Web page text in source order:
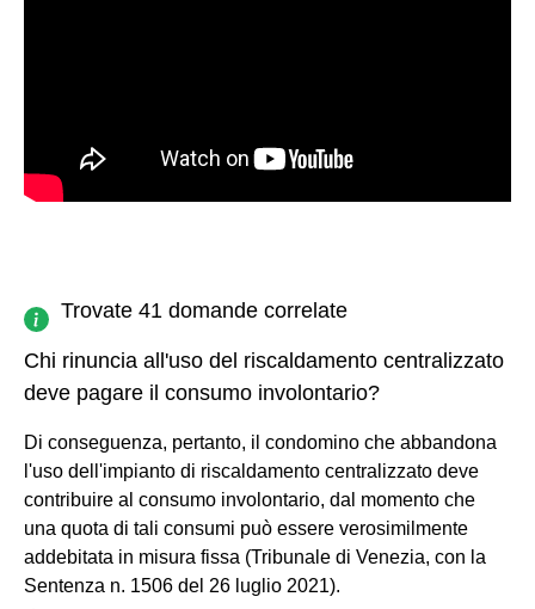
Trovate 41 domande correlate
Chi rinuncia all'uso del riscaldamento centralizzato
deve pagare il consumo involontario?
Di conseguenza, pertanto, il condomino che abbandona
l'uso dell'impianto di riscaldamento centralizzato deve
contribuire al consumo involontario, dal momento che
una quota di tali consumi può essere verosimilmente
addebitata in misura fissa (Tribunale di Venezia, con la
Sentenza n. 1506 del 26 luglio 2021).